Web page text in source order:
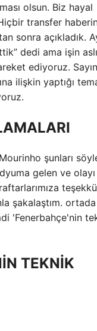
olsun. Biz hayal
transfer
sonra açıkladık.
dedi ama işin
ediyoruz. Sayın
ilişkin yaptığı
şunları
gelen ve olayı
şakalaştım.
'Fenerbahçe'nin
TEKNİK